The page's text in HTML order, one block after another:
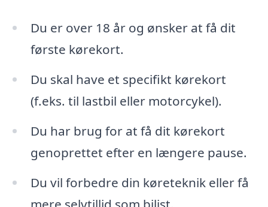
Du er over 18 år og ønsker at få dit
første kørekort.
Du skal have et specifikt kørekort
(f.eks. til lastbil eller motorcykel).
Du har brug for at få dit kørekort
genoprettet efter en længere pause.
Du vil forbedre din køreteknik eller få